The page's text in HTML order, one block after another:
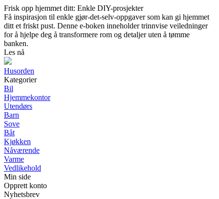
Frisk opp hjemmet ditt: Enkle DIY-prosjekter
Få inspirasjon til enkle gjør-det-selv-oppgaver som kan gi hjemmet
ditt et friskt pust. Denne e-boken inneholder trinnvise veiledninger
for å hjelpe deg å transformere rom og detaljer uten å tømme
banken.
Les nå
Husorden
Kategorier
Bil
Hjemmekontor
Utendørs
Barn
Sove
Båt
Kjøkken
Nåværende
Varme
Vedlikehold
Min side
Opprett konto
Nyhetsbrev